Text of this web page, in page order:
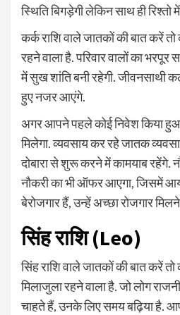
स्थिति बिगड़ेगी लेकिन साथ ही
कर्क राशि वाले जातकों की बात करें
रहने वाला है. परिवार वालों का
में सुख शांति बनी रहेगी. जीवनसाथी
हुए नजर आएंगे.
अगर आपने पहले कोई निवेश किया हुआ
मिलेगा. व्यवसाय कर रहे जातक
दोबारा से शुरू करने में कामयाब रहेंगे.
नौकरी का भी ऑफर आएगा, जिसमें
बेरोजगार हैं, उन्हें अच्छा रोजगार
सिंह राशि (Leo)
सिंह राशि वाले जातकों की बात करें
मिलाजुला रहने वाला है. जो लोग
चाहते हैं, उनके लिए समय बढ़िया है.